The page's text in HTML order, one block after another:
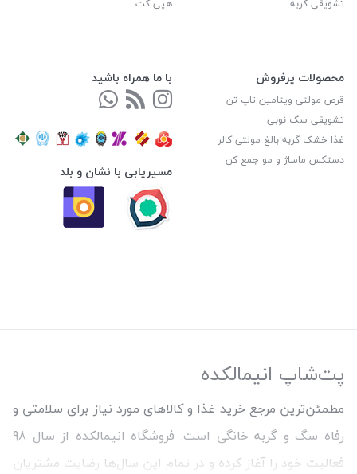
تشویقی گربه
هپی کت
محصولات پرفروش
قرص مولتی ویتامین تاپ تن
تشویقی سگ نوبی
غذا خشک گربه بالغ مولتی کالر
دستکس ماساژ و مو جمع کن
با ما همراه باشید
مسیریابی با نشان و بلد
پت‌شاپ انیمالکده
مطمئن‌ترین مرجع خرید غذا و کالاهای مورد نیاز برای سلامتی و
رفاه سگ و گربه خانگی است. فروشگاه انیمالکده از سال 98
فعالیت خود را آغاز کرده و در تمام این سال‌ها رضایت مشتریان